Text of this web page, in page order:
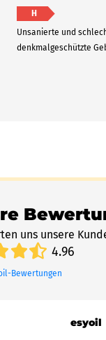
H
Unsanierte und
denkmalgeschützte
uns unsere
4.96
Bewertungen
esyoil